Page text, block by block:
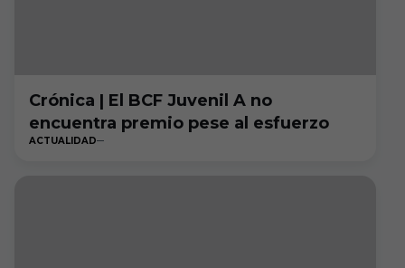
Crónica | El BCF Juvenil A no
encuentra premio pese al esfuerzo
ACTUALIDAD